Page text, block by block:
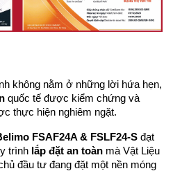
không nằm ở những lời hứa hẹn,
quốc tế được kiểm chứng và
thực hiện nghiêm ngặt.
FSAF24A & FSLF24-S đạt
trình lắp đặt an toàn mà Vật Liệu
đầu tư đang đặt một nền móng